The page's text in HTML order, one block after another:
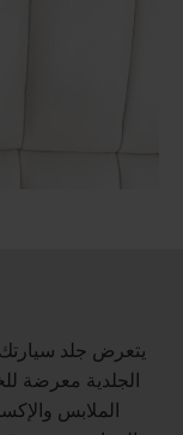
يتعرض جلد سيارتك
الجلدية معرضة
الملابس